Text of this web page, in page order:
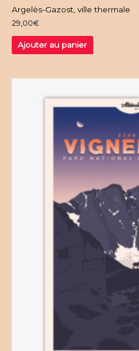
Argelès-Gazost, ville thermale
29,00€
Ajouter au panier